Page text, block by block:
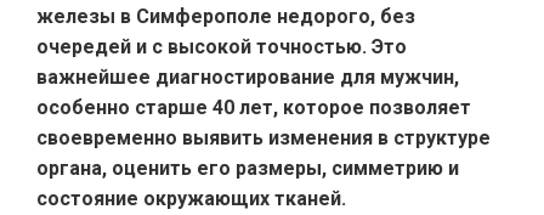
железы в Симферополе недорого, без
очередей и с высокой точностью. Это
важнейшее диагностирование для мужчин,
особенно старше 40 лет, которое позволяет
своевременно выявить изменения в структуре
органа, оценить его размеры, симметрию и
состояние окружающих тканей.